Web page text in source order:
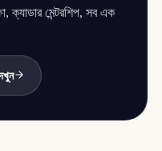
ক্যাডার মেন্টরশিপ, সব এক